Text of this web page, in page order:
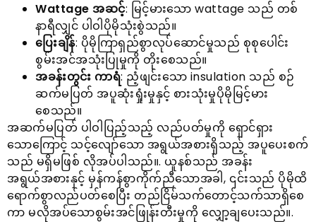
Wattage အဆင့်: မြင့်မားသော wattage သည် တစ်
နာရီလျှင် ပါဝါပိုမိုသုံးစွဲသည်။
ပြေးချိန်: ပိုမိုကြာရှည်စွာလုပ်ဆောင်မှုသည် စုစုပေါင်း
စွမ်းအင်အသုံးပြုမှုကို တိုးစေသည်။
အခန်းတွင်း ကာရံ: ညံ့ဖျင်းသော insulation သည် စဉ်
ဆက်မပြတ် အပူဆုံးရှုံးမှုနှင့် စားသုံးမှုပိုမိုမြင့်မား
စေသည်။
အဆက်မပြတ် ပါဝါပြည့်သည့် လည်ပတ်မှုကို ရှောင်ရှား
သောကြောင့် သင့်လျော်သော အရွယ်အစားရှိသည့် အပူပေးစက်
သည် မရှိမဖြစ် လိုအပ်ပါသည်။. ယူနစ်သည် အခန်း
အရွယ်အစားနှင့် မှန်ကန်စွာကိုက်ညီသောအခါ, ၎င်းသည် ပိုမိုထိ
ရောက်စွာလည်ပတ်စေပြီး တည်ငြိမ်သက်တောင့်သက်သာရှိစေ
ကာ မလိုအပ်သောစွမ်းအင်ဖြုန်းတီးမှုကို လျှော့ချပေးသည်။.